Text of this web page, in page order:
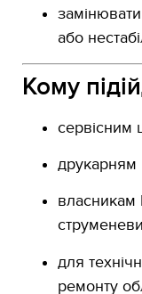
або
Кому
сервісним
друкарням
власникам
для
ремонту